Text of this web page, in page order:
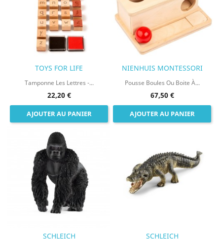
TOYS FOR LIFE
Tamponne Les Lettres -...
22,20 €
AJOUTER AU PANIER
NIENHUIS MONTESSORI
Pousse Boules Ou Boite À...
67,50 €
AJOUTER AU PANIER
SCHLEICH SCHLEICH